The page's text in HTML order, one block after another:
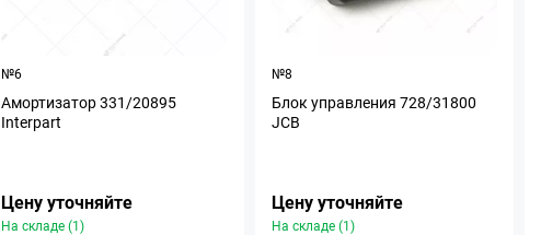
№6
Амортизатор 331/20895
Interpart
Цену уточняйте
На складе (1)
№8
Блок управления 728/31800
JCB
Цену уточняйте
На складе (1)